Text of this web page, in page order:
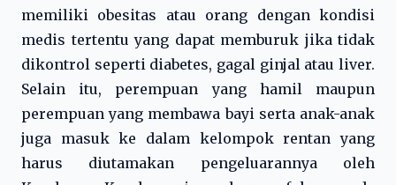
memiliki obesitas atau orang dengan kondisi
medis tertentu yang dapat memburuk jika tidak
dikontrol seperti diabetes, gagal ginjal atau liver.
Selain itu, perempuan yang hamil maupun
perempuan yang membawa bayi serta anak-anak
juga masuk ke dalam kelompok rentan yang
harus diutamakan pengeluarannya oleh